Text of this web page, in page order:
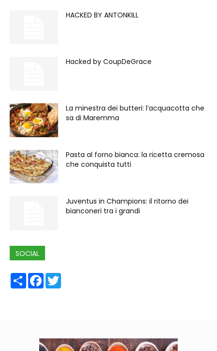
HACKED BY ANTONKILL
Hacked by CoupDeGrace
La minestra dei butteri: l’acquacotta che
sa di Maremma
Pasta al forno bianca: la ricetta cremosa
che conquista tutti
Juventus in Champions: il ritorno dei
bianconeri tra i grandi
SOCIAL
ShareFacebook